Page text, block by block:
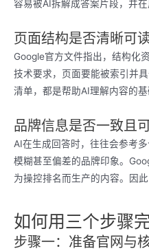
容易被AI拆解成答案片段，并在
页面结构是否清晰可
Google官方文件指出，结构化
技术要求，页面要能被索引并
清单，都是帮助AI理解内容的基
品牌信息是否一致且
AI在生成回答时，往往会参考
模糊甚至偏差的品牌印象。
为操控排名而生产的内容。因
如何用三个步骤
步骤一：准备官网与